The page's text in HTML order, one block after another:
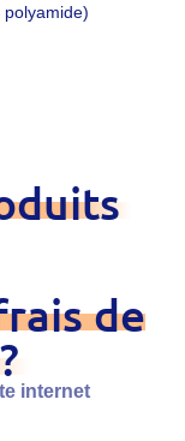
de
internet